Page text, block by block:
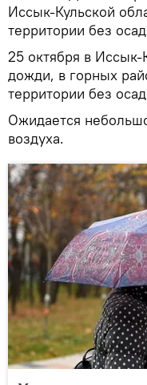
Иссык-Кульской
территории без
25 октября в Иссык-
дожди, в горных
территории без
Ожидается
воздуха.